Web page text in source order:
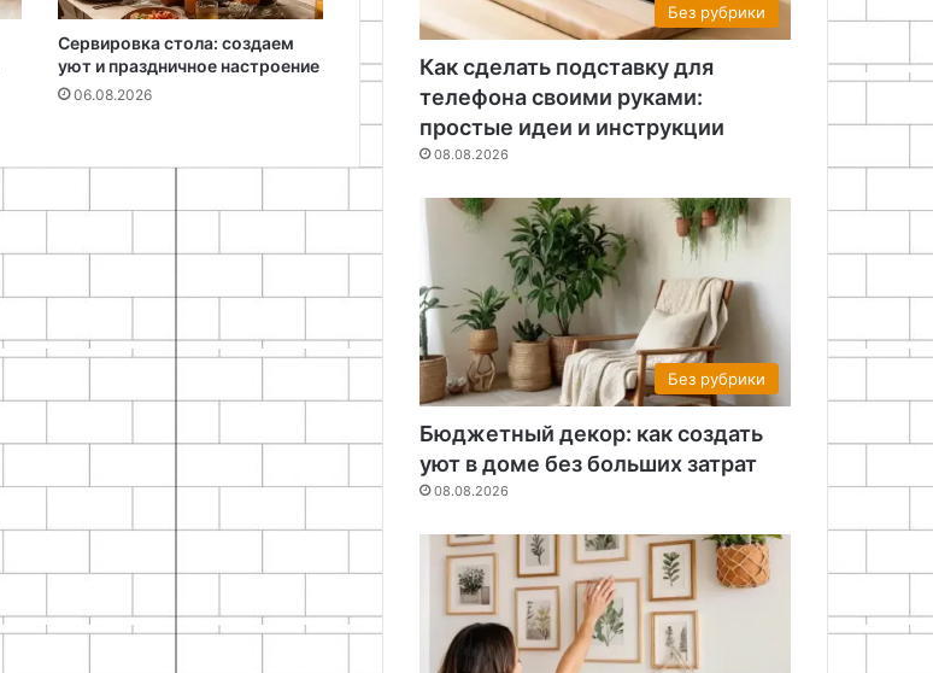
Сервировка стола: создаем
уют и праздничное настроение
06.08.2026
Без рубрики
Как сделать подставку для
телефона своими руками:
простые идеи и инструкции
08.08.2026
Без рубрики
Бюджетный декор: как создать
уют в доме без больших затрат
08.08.2026